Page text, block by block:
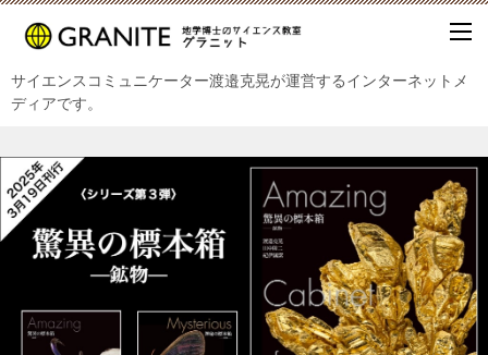
サイエンスコミュニケーター渡邉克晃が運営するインターネットメ
ディアです。